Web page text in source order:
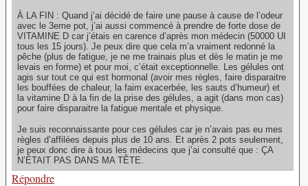
À LA FIN : Quand j’ai décidé de faire une pause à cause de l’odeur
avec le 3eme pot, j’ai aussi commencé à prendre de forte dose de
VITAMINE D car j’étais en carence d’après mon médecin (50000 UI
tous les 15 jours). Je peux dire que cela m’a vraiment redonné la
pêche (plus de fatigue, je ne me trainais plus et dès le matin je me
levais en forme) et pour moi, c’était exceptionnelle. Les gélules ont
agis sur tout ce qui est hormonal (avoir mes règles, faire disparaitre
les bouffées de chaleur, la faim exacerbée, les sauts d’humeur) et
la vitamine D à la fin de la prise des gélules, a agit (dans mon cas)
pour faire disparaitre la fatigue mentale et physique.
Je suis reconnaissante pour ces gélules car je n’avais pas eu mes
règles d’affilées depuis plus de 10 ans. Et après 2 pots seulement,
je peux donc dire à tous les médecins que j’ai consulté que : ÇA
N’ÉTAIT PAS DANS MA TÊTE.
Répondre